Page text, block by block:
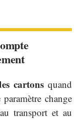
cartons quand
change
transport et au